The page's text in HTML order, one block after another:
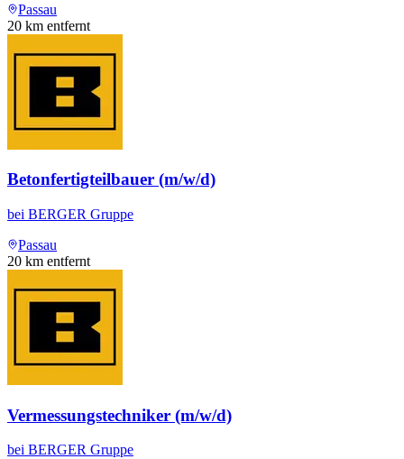
Passau
20 km entfernt
Betonfertigteilbauer (m/w/d)
bei BERGER Gruppe
Passau
20 km entfernt
Vermessungstechniker (m/w/d)
bei BERGER Gruppe